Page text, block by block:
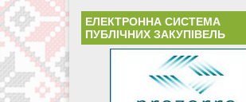
ЕЛЕКТРОННА СИСТЕМА
ПУБЛІЧНИХ ЗАКУПІВЕЛЬ